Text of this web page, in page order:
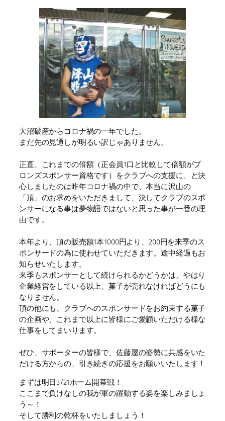
大沼破産からコロナ禍の一年でした。
まだ先の見通しが明るい訳じゃありません。
正直、これまでの倍額（正会員1口と比較して倍額がブ
ロンズスポンサー資格です）をクラブへの支援に、と決
心しましたのは昨年コロナ禍の中で、本当に沢山の
「頂」のお求めをいただきまして、決してクラブのスポ
ンサーになる事は夢物語ではないと思った事が一番の理
由です。
本年より、頂の販売額1本1000円より、200円を来季のス
ポンサードの為に使わせていただきます。途中経過もお
知らせいたします。
来季もスポンサーとして続けられるかどうかは、やはり
企業経営をしている以上、菓子が売れなければどうにも
なりません。
頂の他にも、クラブへのスポンサードをお約束する菓子
の企画や、これまで以上に皆様にご愛顧いただける様な
仕事をしてまいります。
ぜひ、サポーターの皆様で、佐藤屋の姿勢に共感をいた
だける方からの、引き続きの応援をお願いいたします！
まずは明日3/21ホーム開幕戦！
ここまで負けなしの我が軍の躍動する姿を楽しみましょ
う～！
そして勝利の乾杯をいたしましょう！